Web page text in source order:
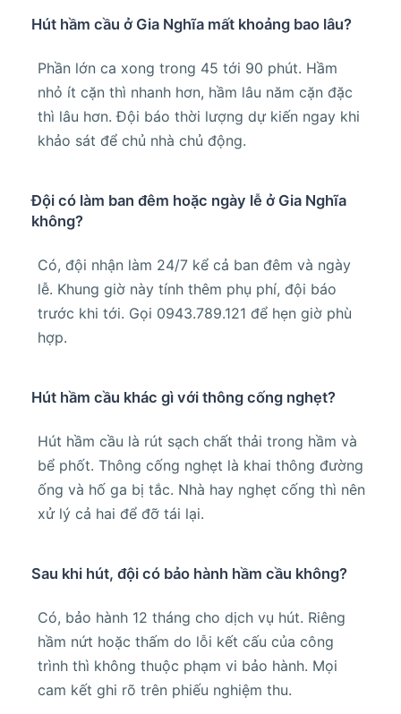
Hút hầm cầu ở Gia Nghĩa mất khoảng bao lâu?
Phần lớn ca xong trong 45 tới 90 phút. Hầm
nhỏ ít cặn thì nhanh hơn, hầm lâu năm cặn đặc
thì lâu hơn. Đội báo thời lượng dự kiến ngay khi
khảo sát để chủ nhà chủ động.
Đội có làm ban đêm hoặc ngày lễ ở Gia Nghĩa
không?
Có, đội nhận làm 24/7 kể cả ban đêm và ngày
lễ. Khung giờ này tính thêm phụ phí, đội báo
trước khi tới. Gọi 0943.789.121 để hẹn giờ phù
hợp.
Hút hầm cầu khác gì với thông cống nghẹt?
Hút hầm cầu là rút sạch chất thải trong hầm và
bể phốt. Thông cống nghẹt là khai thông đường
ống và hố ga bị tắc. Nhà hay nghẹt cống thì nên
xử lý cả hai để đỡ tái lại.
Sau khi hút, đội có bảo hành hầm cầu không?
Có, bảo hành 12 tháng cho dịch vụ hút. Riêng
hầm nứt hoặc thấm do lỗi kết cấu của công
trình thì không thuộc phạm vi bảo hành. Mọi
cam kết ghi rõ trên phiếu nghiệm thu.